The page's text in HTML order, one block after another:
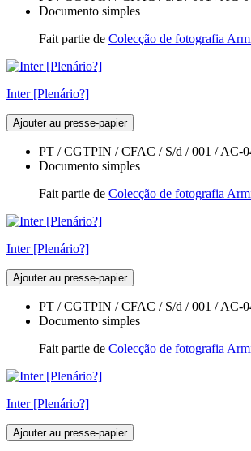
Documento simples
Fait partie de Colecção de fotografia
Inter [Plenário?]
Ajouter au presse-papier
PT / CGTPIN / CFAC / S/d / 001 / AC-
Documento simples
Fait partie de Colecção de fotografia
Inter [Plenário?]
Ajouter au presse-papier
PT / CGTPIN / CFAC / S/d / 001 / AC-
Documento simples
Fait partie de Colecção de fotografia
Inter [Plenário?]
Ajouter au presse-papier